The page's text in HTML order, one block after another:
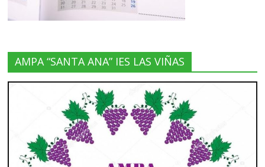
AMPA “SANTA ANA” IES LAS VIÑAS